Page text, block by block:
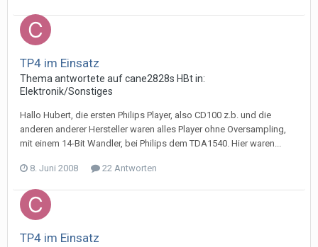
TP4 im Einsatz
Thema antwortete aufcane2828s HBtin:
Elektronik/Sonstiges
Hallo Hubert, die ersten Philips Player, also CD100 z.b. und die
anderen anderer Hersteller waren alles Player ohne Oversampling,
mit einem 14-Bit Wandler, bei Philips dem TDA1540. Hier waren...
8. Juni 2008 22 Antworten
TP4 im Einsatz